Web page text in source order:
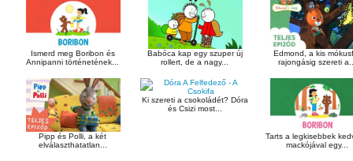
Ismerd meg Boribon és
Annipanni történetének...
Babóca kap egy szuper új
rollert, de a nagy...
Edmond, a kis
rajongásig szereti
Pipp és Polli, a két
elválaszthatatlan...
Ki szereti a csokoládét? Dóra
és Csizi most...
Tarts a legkisebbek
mackójával egy...